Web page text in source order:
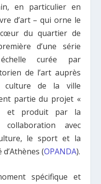
en particulier en
d’art – qui orne le
du quartier de
d’une série
curée par
de l’art auprès
culture de la ville
partie du projet «
et produit par la
avec
le sport et la
(OPANDA).
spécifique et